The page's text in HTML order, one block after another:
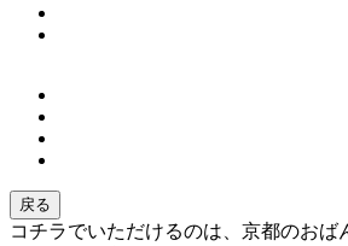
戻る
コチラでいただけるのは、京都のお